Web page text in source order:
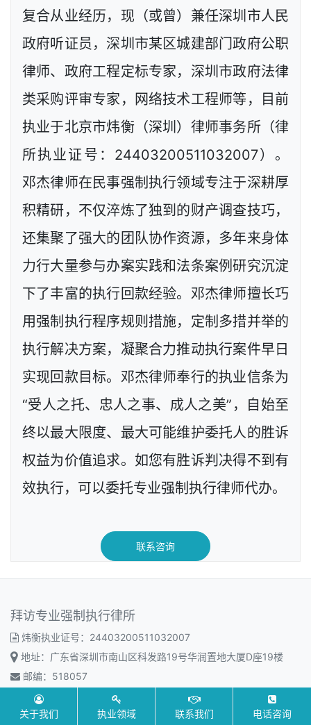
复合从业经历，现（或曾）兼任深圳市人民
政府听证员，深圳市某区城建部门政府公职
律师、政府工程定标专家，深圳市政府法律
类采购评审专家，网络技术工程师等，目前
执业于北京市炜衡（深圳）律师事务所（律
所执业证号：24403200511032007）。
邓杰律师在民事强制执行领域专注于深耕厚
积精研，不仅淬炼了独到的财产调查技巧，
还集聚了强大的团队协作资源，多年来身体
力行大量参与办案实践和法条案例研究沉淀
下了丰富的执行回款经验。邓杰律师擅长巧
用强制执行程序规则措施，定制多措并举的
执行解决方案，凝聚合力推动执行案件早日
实现回款目标。邓杰律师奉行的执业信条为
“受人之托、忠人之事、成人之美”，自始至
终以最大限度、最大可能维护委托人的胜诉
权益为价值追求。如您有胜诉判决得不到有
效执行，可以委托专业强制执行律师代办。
联系咨询
拜访专业强制执行律所
炜衡执业证号：24403200511032007
地址：广东省深圳市南山区科发路19号华润置地大厦D座19楼
邮编：518057
传真：+86-0755-82984599
关于我们
执业领域 联系我们 电话咨询